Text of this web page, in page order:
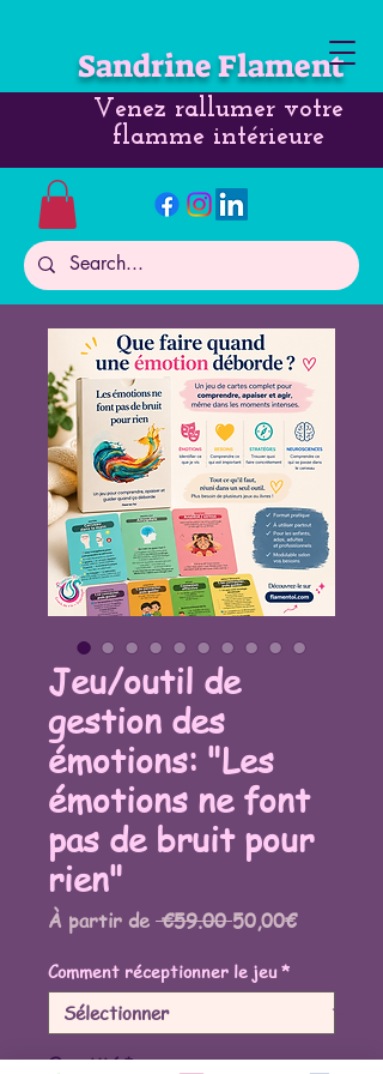
Sandrine Flament
Venez rallumer votre
flamme intérieure
Jeu/outil de
gestion des
émotions: "Les
émotions ne font
pas de bruit pour
rien"
À partir de €59.00 Prix
50,00€Prix
Comment réceptionner le jeu *
Quantité *